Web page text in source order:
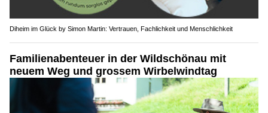
Diheim im Glück by Simon Martin: Vertrauen, Fachlichkeit und Menschlichkeit
Familienabenteuer in der Wildschönau mit
neuem Weg und grossem Wirbelwindtag